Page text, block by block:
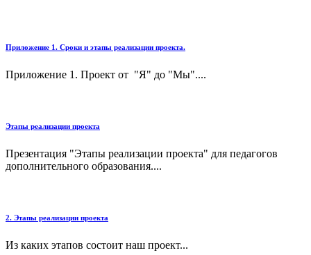
Приложение 1. Сроки и этапы реализации проекта.
Приложение 1. Проект от "Я" до "Мы"....
Этапы реализации проекта
Презентация "Этапы реализации проекта" для педагогов
дополнительного образования....
2. Этапы реализации проекта
Из каких этапов состоит наш проект...